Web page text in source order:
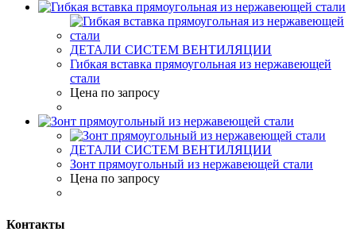
ДЕТАЛИ СИСТЕМ ВЕНТИЛЯЦИИ
Гибкая вставка прямоугольная из нержавеющей
стали
Цена по запросу
ДЕТАЛИ СИСТЕМ ВЕНТИЛЯЦИИ
Зонт прямоугольный из нержавеющей стали
Цена по запросу
Контакты